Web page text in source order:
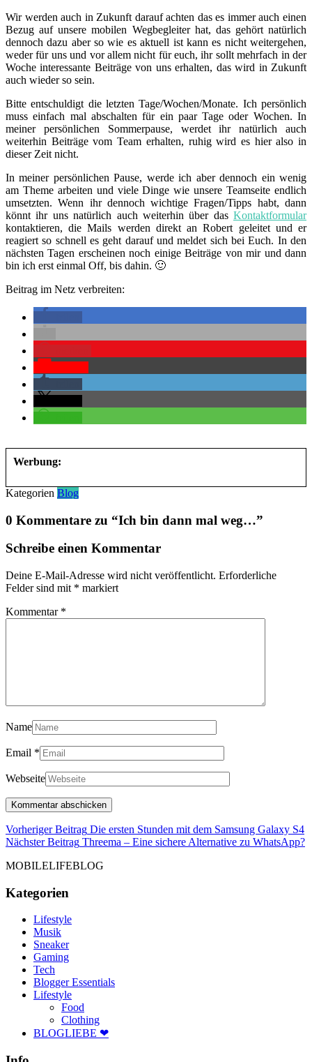
Wir werden auch in Zukunft darauf achten das es immer auch einen
Bezug auf unsere mobilen Wegbegleiter hat, das gehört natürlich
dennoch dazu aber so wie es aktuell ist kann es nicht weitergehen,
weder für uns und vor allem nicht für euch, ihr sollt mehrfach in der
Woche interessante Beiträge von uns erhalten, das wird in Zukunft
auch wieder so sein.
Bitte entschuldigt die letzten Tage/Wochen/Monate. Ich persönlich
muss einfach mal abschalten für ein paar Tage oder Wochen. In
meiner persönlichen Sommerpause, werdet ihr natürlich auch
weiterhin Beiträge vom Team erhalten, ruhig wird es hier also in
dieser Zeit nicht.
In meiner persönlichen Pause, werde ich aber dennoch ein wenig
am Theme arbeiten und viele Dinge wie unsere Teamseite endlich
umsetzten. Wenn ihr dennoch wichtige Fragen/Tipps habt, dann
könnt ihr uns natürlich auch weiterhin über das Kontaktformular
kontaktieren, die Mails werden direkt an Robert geleitet und er
reagiert so schnell es geht darauf und meldet sich bei Euch. In den
nächsten Tagen erscheinen noch einige Beiträge von mir und dann
bin ich erst einmal Off, bis dahin. 🙂
Beitrag im Netz verbreiten:
Werbung:
Kategorien Blog
0 Kommentare zu “Ich bin dann mal weg…”
Schreibe einen Kommentar
Deine E-Mail-Adresse wird nicht veröffentlicht. Erforderliche
Felder sind mit * markiert
Kommentar *
Name
Email *
Webseite
Beitragsnavigation
Vorheriger Beitrag Die ersten Stunden mit dem Samsung Galaxy S4
Nächster Beitrag Threema – Eine sichere Alternative zu WhatsApp?
MOBILELIFEBLOG
Kategorien
Lifestyle
Musik
Sneaker
Gaming
Tech
Blogger Essentials
Lifestyle
Food
Clothing
BLOGLIEBE ❤